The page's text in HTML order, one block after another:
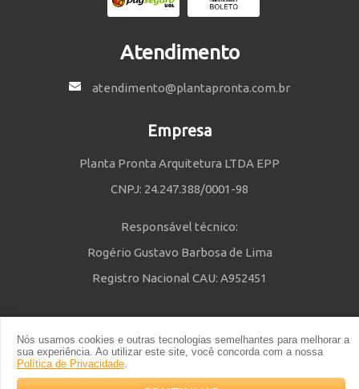
Nós usamos cookies e outras tecnologias semelhantes para melhorar a
sua experiência. Ao utilizar este site, você concorda com a nossa
Política de Privacidade.
Atendimento
atendimento@plantapronta.com.br
Empresa
Planta Pronta Arquitetura LTDA EPP
CNPJ: 24.247.388/0001-98
Responsável técnico:
Rogério Gustavo Barbosa de Lima
Registro Nacional CAU: A952451
Política de Privacidade eTermos e Condições | © 2014 - 2021 Powered
by Planta Pronta